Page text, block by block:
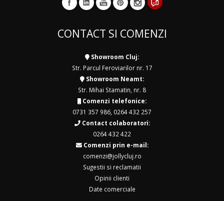
CONTACT SI COMENZI
Showroom Cluj:
Str. Parcul Feroviarilor nr. 17
Showroom Neamt:
Str. Mihai Stamatin, nr. 8
Comenzi telefonice:
0731 357 986 0264 432 257
Contact colaboratori:
0264 432 422
Comenzi prin e-mail:
comenzi@jollycluj.ro
Sugestii si reclamatii
Opinii clienti
Date comerciale